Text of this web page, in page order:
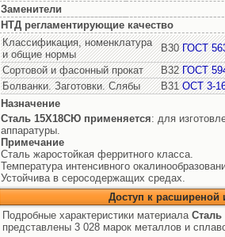
Заменители
НТД регламентирующие качество
Классификация, номенклатура
и общие нормы
В30 ГОСТ
Сортовой и фасонный прокат
В32 ГОСТ
Болванки. Заготовки. Слябы
В31 ОСТ 3-
Назначение
Сталь 15Х18СЮ применяется: для
аппаратуры.
Примечание
Сталь жаростойкая ферритного класса.
Температура интенсивного
Устойчива в серосодержащих средах.
Доступ к
Подробные характеристики материала
представлены 3 028 марок металлов и